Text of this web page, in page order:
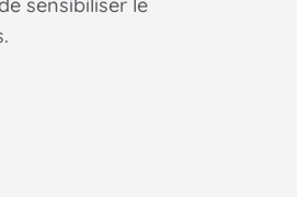
sensibiliser le